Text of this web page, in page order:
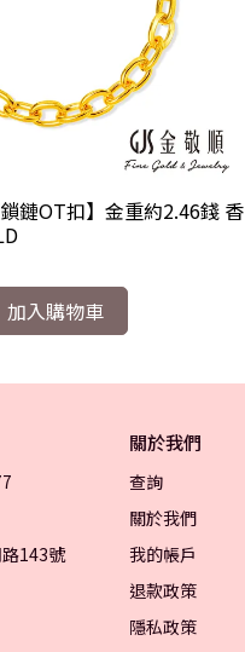
鏈OT扣】金重約2.46錢 香
加入購物車
143號
關於我們
查詢
關於我們
我的帳戶
退款政策
隱私政策